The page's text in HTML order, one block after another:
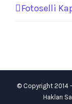
Fotoselli
© Copyright 2014
Hakları